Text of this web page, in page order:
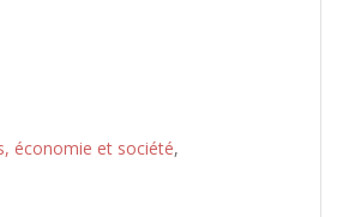
économie et société,